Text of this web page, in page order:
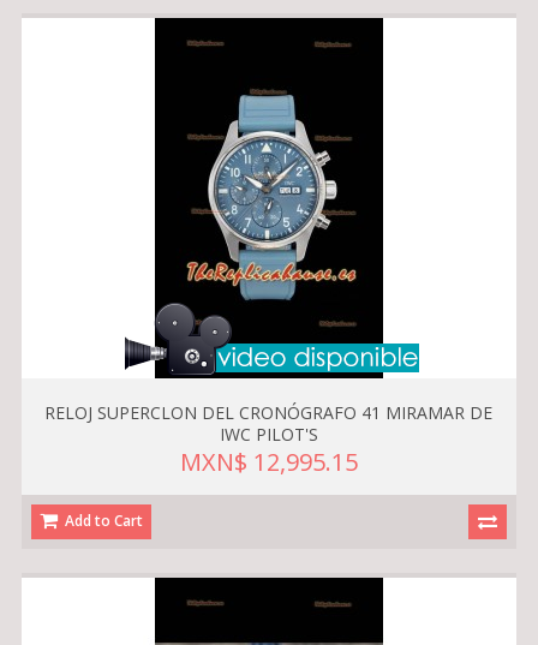
RELOJ SUPERCLON DEL CRONÓGRAFO 41 MIRAMAR DE
IWC PILOT'S
MXN$ 12,995.15
Add to Cart